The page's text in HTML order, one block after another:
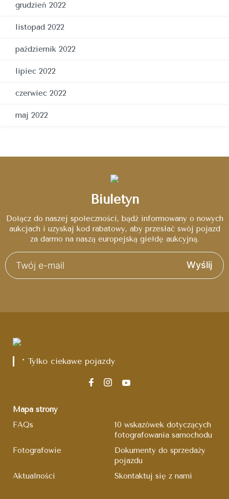
grudzień 2022
listopad 2022
październik 2022
lipiec 2022
czerwiec 2022
maj 2022
Biuletyn
Dołącz do naszej społeczności, bądź informowany o nowych
aukcjach i uzyskaj kod rabatowy, aby przesłać swój pojazd
za darmo na naszą europejską giełdę aukcyjną.
Wyślij
* Tylko ciekawe pojazdy
Mapa strony
FAQs
10 wskazówek dotyczących
fotografowania samochodu
Fotografowie
Dokumenty do sprzedaży
pojazdu
Aktualności
Skontaktuj się z nami